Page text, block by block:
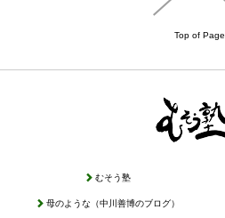
Top of Page
むそう塾
母のような（中川善博のブログ）